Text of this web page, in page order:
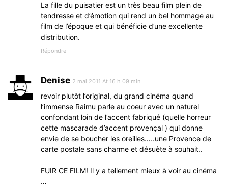
La fille du puisatier est un très beau film plein de
tendresse et d’émotion qui rend un bel hommage au
film de l’époque et qui bénéficie d’une excellente
distribution.
Répondre
Denise 2 mai 2011 At 16 h 09 min
revoir plutôt l’original, du grand cinéma quand
l’immense Raimu parle au coeur avec un naturel
confondant loin de l’accent fabriqué (quelle horreur
cette mascarade d’accent provençal ) qui donne
envie de se boucher les oreilles…..une Provence de
carte postale sans charme et désuète à souhait..
FUIR CE FILM! Il y a tellement mieux à voir au cinéma
…